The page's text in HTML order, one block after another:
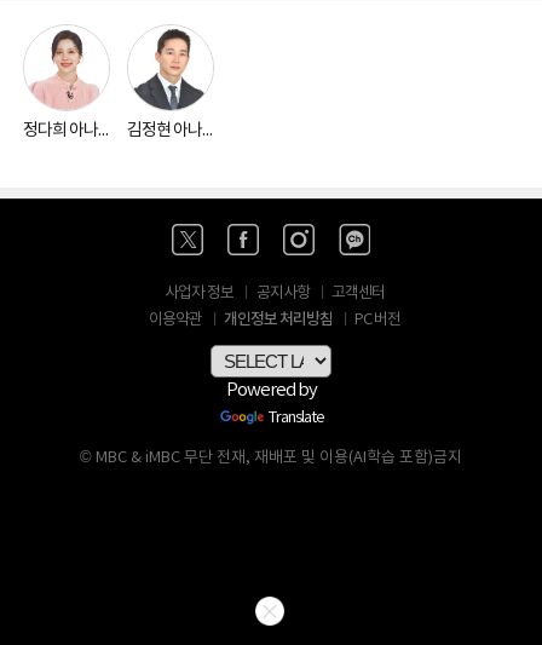
정다희 아나운서 김정현 아나운서
사업자 정보 공지사항
고객센터
이용약관
개인정보 처리방침 PC 버전
Powered by
Translate
© MBC & iMBC 무단 전재, 재배포 및 이용(AI학습 포함)금지